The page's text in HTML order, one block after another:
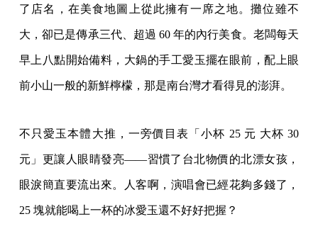
了店名，在美食地圖上從此擁有一席之地。攤位雖不
大，卻已是傳承三代、超過 60 年的內行美食。老闆每天
早上八點開始備料，大鍋的手工愛玉擺在眼前，配上眼
前小山一般的新鮮檸檬，那是南台灣才看得見的澎湃。
不只愛玉本體大推，一旁價目表「小杯 25 元 大杯 30
元」更讓人眼睛發亮——習慣了台北物價的北漂女孩，
眼淚簡直要流出來。人客啊，演唱會已經花夠多錢了，
25 塊就能喝上一杯的冰愛玉還不好好把握？